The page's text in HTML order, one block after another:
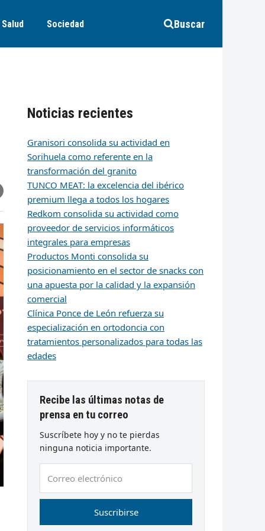
Salud Sociedad Buscar
Noticias recientes
Granisori consolida su actividad en
Sorihuela como referente en la
transformación del granito
TUNCO MEAT: la excelencia del ibérico
premium llega a todos los hogares
Redkom consolida su actividad como
proveedor de servicios informáticos
integrales para empresas
Productos Monti consolida su
posicionamiento en el sector de snacks con
una apuesta por la calidad y la expansión
comercial
Clínica Ponce de León refuerza su
especialización en ortodoncia con
tratamientos personalizados para todas las
edades
Recibe las últimas notas de
prensa en tu correo
Suscríbete hoy y no te pierdas
ninguna noticia importante.
electrónico
Suscribirse